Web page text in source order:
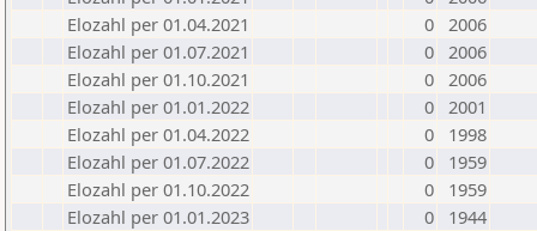
Elozahl per 01.04.2021
0 2006
Elozahl per 01.07.2021
0 2006
Elozahl per 01.10.2021
0 2006
Elozahl per 01.01.2022
0 2001
Elozahl per 01.04.2022
0
1998
Elozahl per 01.07.2022
0
1959
Elozahl per 01.10.2022
0
1959
Elozahl per 01.01.2023
0
1944